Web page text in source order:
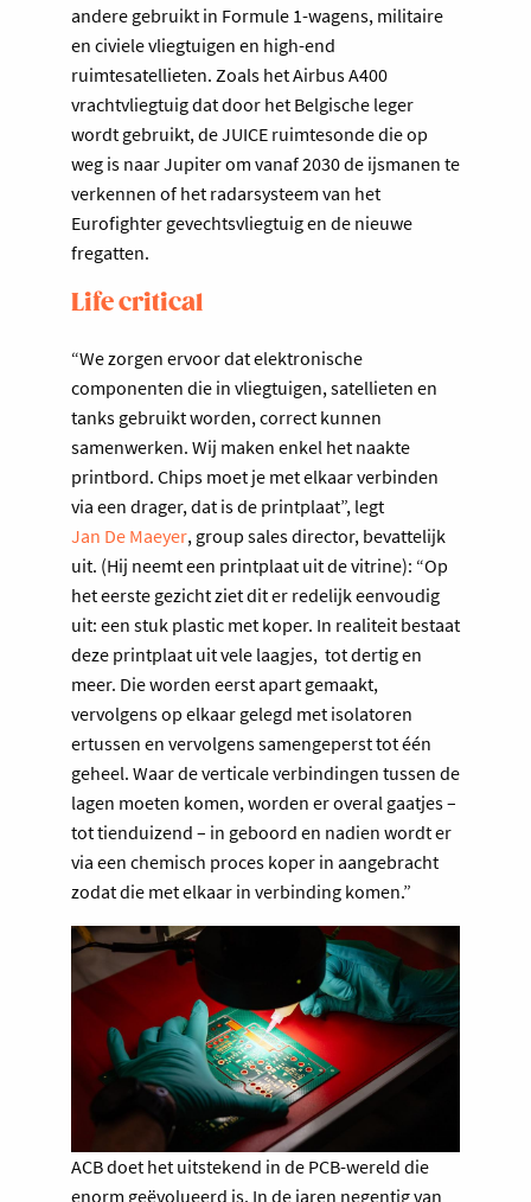
andere gebruikt in Formule 1-wagens, militaire
en civiele vliegtuigen en high-end
ruimtesatellieten. Zoals het Airbus A400
vrachtvliegtuig dat door het Belgische leger
wordt gebruikt, de JUICE ruimtesonde die op
weg is naar Jupiter om vanaf 2030 de ijsmanen te
verkennen of het radarsysteem van het
Eurofighter gevechtsvliegtuig en de nieuwe
fregatten.
Life critical
“We zorgen ervoor dat elektronische
componenten die in vliegtuigen, satellieten en
tanks gebruikt worden, correct kunnen
samenwerken. Wij maken enkel het naakte
printbord. Chips moet je met elkaar verbinden
via een drager, dat is de printplaat”, legt
Jan De Maeyer, group sales director, bevattelijk
uit. (Hij neemt een printplaat uit de vitrine): “Op
het eerste gezicht ziet dit er redelijk eenvoudig
uit: een stuk plastic met koper. In realiteit bestaat
deze printplaat uit vele laagjes, tot dertig en
meer. Die worden eerst apart gemaakt,
vervolgens op elkaar gelegd met isolatoren
ertussen en vervolgens samengeperst tot één
geheel. Waar de verticale verbindingen tussen de
lagen moeten komen, worden er overal gaatjes –
tot tienduizend – in geboord en nadien wordt er
via een chemisch proces koper in aangebracht
zodat die met elkaar in verbinding komen.”
ACB doet het uitstekend in de PCB-wereld die
enorm geëvolueerd is. In de jaren negentig van